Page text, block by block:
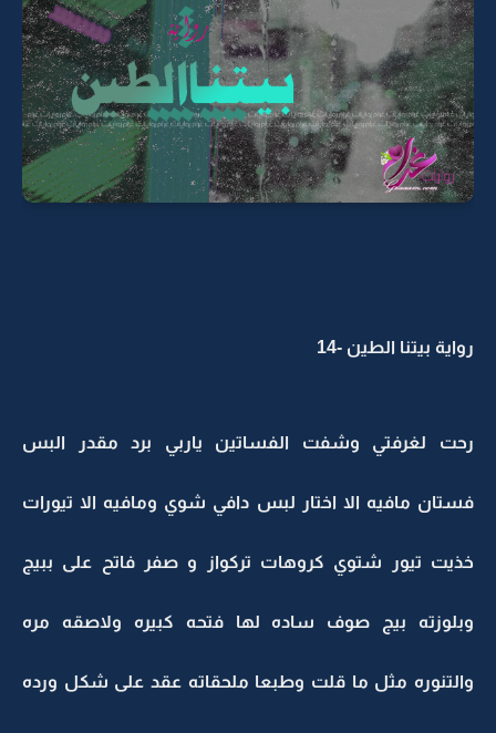
رواية بيتنا الطين -14
رحت لغرفتي وشفت الفساتين ياربي برد مقدر البس
فستان مافيه الا اختار لبس دافي شوي ومافيه الا تيورات
خذيت تيور شتوي كروهات تركواز و صفر فاتح على ببيج
وبلوزته بيج صوف ساده لها فتحه كبيره ولاصقه مره
والتنوره مثل ما قلت وطبعا ملحقاته عقد على شكل ورده